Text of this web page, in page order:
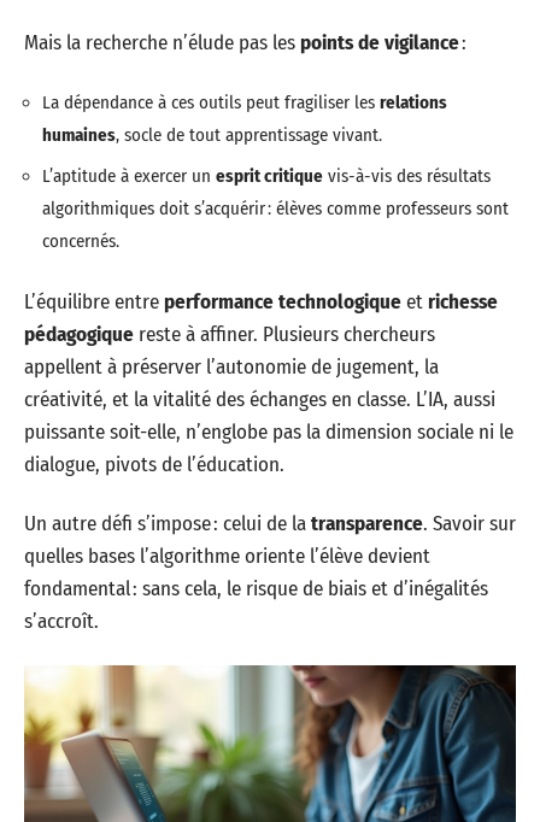
Mais la recherche n’élude pas lespoints de vigilance:
La dépendance à ces outils peut fragiliser les relations
humaines, socle de tout apprentissage vivant.
L’aptitude à exercer un esprit critique vis-à-vis des résultats
algorithmiques doit s’acquérir : élèves comme professeurs sont
concernés.
L’équilibre entreperformance technologiqueetrichesse
pédagogique reste à affiner. Plusieurs chercheurs
appellent à préserver l’autonomie de jugement, la
créativité, et la vitalité des échanges en classe. L’IA, aussi
puissante soit-elle, n’englobe pas la dimension sociale ni le
dialogue, pivots de l’éducation.
Un autre défi s’impose : celui de latransparence. Savoir sur
quelles bases l’algorithme oriente l’élève devient
fondamental : sans cela, le risque de biais et d’inégalités
s’accroît.